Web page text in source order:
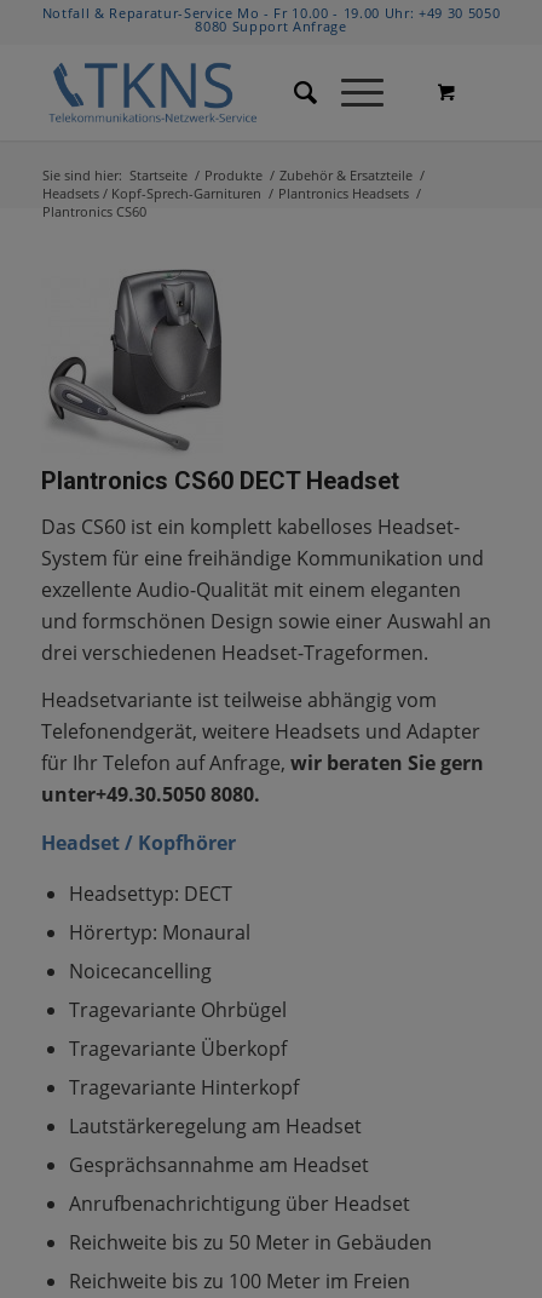
Notfall & Reparatur-Service Mo - Fr 10.00 - 19.00 Uhr:+49 30 5050
8080 Support Anfrage
Sie sind hier: Startseite / Produkte / Zubehör & Ersatzteile /
Headsets / Kopf-Sprech-Garnituren / Plantronics Headsets /
Plantronics CS60
Plantronics CS60 DECT Headset
Das CS60 ist ein komplett kabelloses Headset-
System für eine freihändige Kommunikation und
exzellente Audio-Qualität mit einem eleganten
und formschönen Design sowie einer Auswahl an
drei verschiedenen Headset-Trageformen.
Headsetvariante ist teilweise abhängig vom
Telefonendgerät, weitere Headsets und Adapter
für Ihr Telefon auf Anfrage, wir beraten Sie gern
unter+49.30.5050 8080.
Headset / Kopfhörer
Headsettyp: DECT
Hörertyp: Monaural
Noicecancelling
Tragevariante Ohrbügel
Tragevariante Überkopf
Tragevariante Hinterkopf
Lautstärkeregelung am Headset
Gesprächsannahme am Headset
Anrufbenachrichtigung über Headset
Reichweite bis zu 50 Meter in Gebäuden
Reichweite bis zu 100 Meter im Freien